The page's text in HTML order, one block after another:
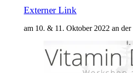
Externer Link
am 10. & 11. Oktober 2022 an der